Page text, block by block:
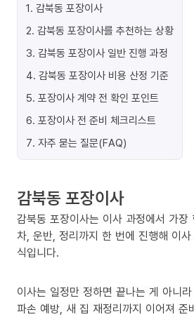
1. 감북동 포장이사
2. 감북동 포장이사를 추천하는 상황
3. 감북동 포장이사 일반 진행 과정
4. 감북동 포장이사 비용 산정 기준
5. 포장이사 계약 전 확인 포인트
6. 포장이사 전 준비 체크리스트
7. 자주 묻는 질문(FAQ)
감북동 포장이사
감북동 포장이사는 이사 과정에서 가
차, 운반, 정리까지 한 번에 진행해 이
식입니다.
이사는 일정만 정하면 끝나는 게 아니
파손 예방, 새 집 재정리까지 이어져 준